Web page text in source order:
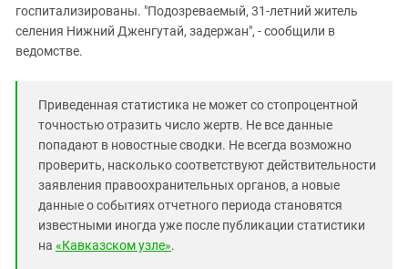
госпитализированы. "Подозреваемый, 31-летний житель
селения Нижний Дженгутай, задержан", - сообщили в
ведомстве.
Приведенная статистика не может со стопроцентной
точностью отразить число жертв. Не все данные
попадают в новостные сводки. Не всегда возможно
проверить, насколько соответствуют действительности
заявления правоохранительных органов, а новые
данные о событиях отчетного периода становятся
известными иногда уже после публикации статистики
на «Кавказском узле».